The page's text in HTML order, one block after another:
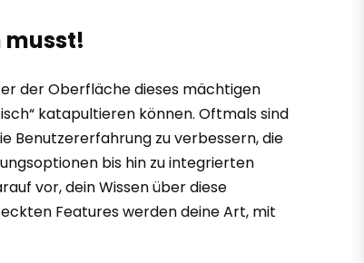
musst!
der Oberfläche dieses mächtigen
katapultieren können. Oftmals sind
Benutzererfahrung zu verbessern, die
bis hin zu integrierten
vor, dein Wissen über diese
Features werden deine Art, mit